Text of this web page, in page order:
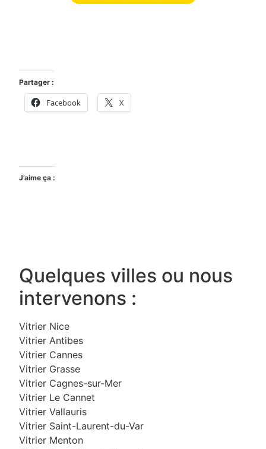
Partager :
Facebook X
J’aime ça :
Quelques villes ou nous
intervenons :
Vitrier Nice
Vitrier Antibes
Vitrier Cannes
Vitrier Grasse
Vitrier Cagnes-sur-Mer
Vitrier Le Cannet
Vitrier Vallauris
Vitrier Saint-Laurent-du-Var
Vitrier Menton